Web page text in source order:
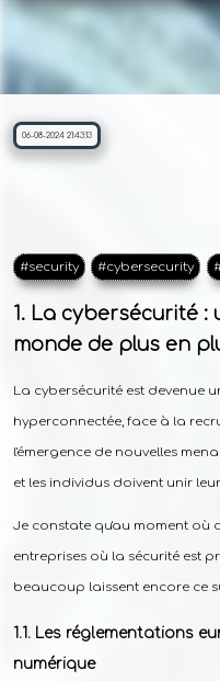
06-08-2024 21:43:13
#security #cybersecurity
La cybersécurité :
monde de plus en
La cybersécurité est devenue
hyperconnectée, face à la
l'émergence de nouvelles
et les individus doivent unir
Je constate qu'au moment où
entreprises où la sécurité est
beaucoup laissent encore ce
Les réglementations
numérique